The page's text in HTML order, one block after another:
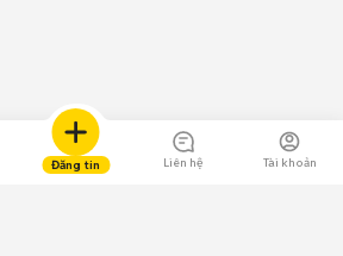
Đăng tin Liên hệ Tài khoản